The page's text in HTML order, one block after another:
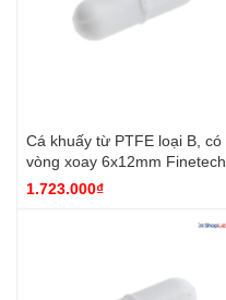
Cá khuấy từ PTFE loại B, có
vòng xoay 6x12mm Finetech
1.723.000₫